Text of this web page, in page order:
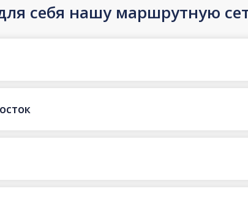
себя нашу маршрутную